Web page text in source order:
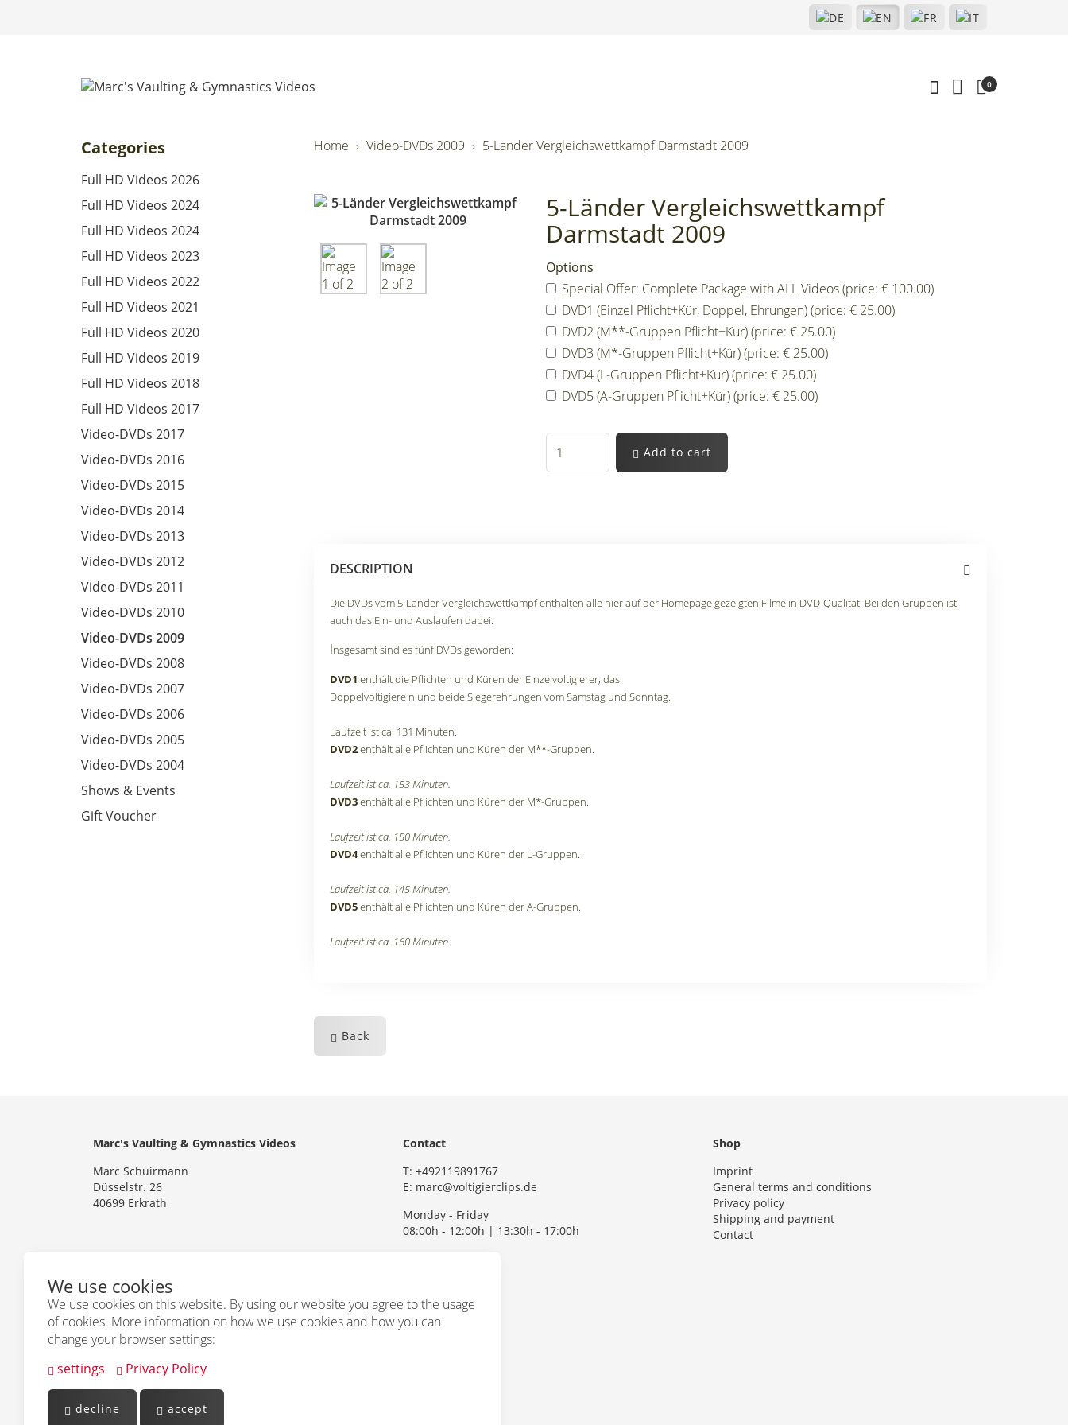
We use cookies
We use cookies on this website. By using our website you agree to the usage
of cookies. More information on how we use cookies and how you can
change your browser settings:
settings
Privacy Policy
decline accept
0
Home Video-DVDs 2009 5-Länder Vergleichswettkampf Darmstadt 2009
5-Länder Vergleichswettkampf
Darmstadt 2009
Options
Special Offer: Complete Package with ALL Videos (price: € 100.00)
DVD1 (Einzel Pflicht+Kür, Doppel, Ehrungen) (price: € 25.00)
DVD2 (M**-Gruppen Pflicht+Kür) (price: € 25.00)
DVD3 (M*-Gruppen Pflicht+Kür) (price: € 25.00)
DVD4 (L-Gruppen Pflicht+Kür) (price: € 25.00)
DVD5 (A-Gruppen Pflicht+Kür) (price: € 25.00)
Add to cart
DESCRIPTION
Die DVDs vom 5-Länder Vergleichswettkampf enthalten alle hier auf der Homepage gezeigten Filme in DVD-Qualität. Bei den Gruppen ist
auch das Ein- und Auslaufen dabei.
Insgesamt sind es fünf DVDs geworden:
DVD1 enthält die Pflichten und Küren der Einzelvoltigierer, das
Doppelvoltigiere n und beide Siegerehrungen vom Samstag und Sonntag.
Laufzeit ist ca. 131 Minuten.
DVD2enthält alle Pflichten und Küren der M**-Gruppen.
Laufzeit ist ca. 153 Minuten.
DVD3enthält alle Pflichten und Küren der M*-Gruppen.
Laufzeit ist ca. 150 Minuten.
DVD4enthält alle Pflichten und Küren der L-Gruppen.
Laufzeit ist ca. 145 Minuten.
DVD5enthält alle Pflichten und Küren der A-Gruppen.
Laufzeit ist ca. 160 Minuten.
Back
Categories
Full HD Videos 2026
Full HD Videos 2024
Full HD Videos 2024
Full HD Videos 2023
Full HD Videos 2022
Full HD Videos 2021
Full HD Videos 2020
Full HD Videos 2019
Full HD Videos 2018
Full HD Videos 2017
Video-DVDs 2017
Video-DVDs 2016
Video-DVDs 2015
Video-DVDs 2014
Video-DVDs 2013
Video-DVDs 2012
Video-DVDs 2011
Video-DVDs 2010
Video-DVDs 2009
Video-DVDs 2008
Video-DVDs 2007
Video-DVDs 2006
Video-DVDs 2005
Video-DVDs 2004
Shows & Events
Gift Voucher
Marc's Vaulting & Gymnastics Videos
Marc Schuirmann
Düsselstr. 26
40699 Erkrath
Contact
T: +492119891767
E: marc@voltigierclips.de
Monday - Friday
08:00h - 12:00h | 13:30h - 17:00h
Shop
Imprint
General terms and conditions
Privacy policy
Shipping and payment
Contact
Follow us